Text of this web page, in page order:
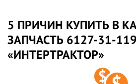
5 ПРИЧИН КУПИТЬ В
ЗАПЧАСТЬ 6127-31-
«ИНТЕРТРАКТОР»